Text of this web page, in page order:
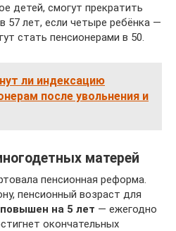
детей, смогут прекратить
57 лет, если четыре ребёнка —
стать пенсионерами в 50.
ли индексацию
после увольнения и
матерей
пенсионная реформа.
пенсионный возраст для
повышен на 5 лет — ежегодно
окончательных